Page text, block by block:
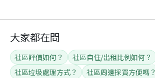
大家都在問
社區評價如何？
社區自住/出租比例如何？
社區垃圾處理方式？
社區周邊採買方便嗎？